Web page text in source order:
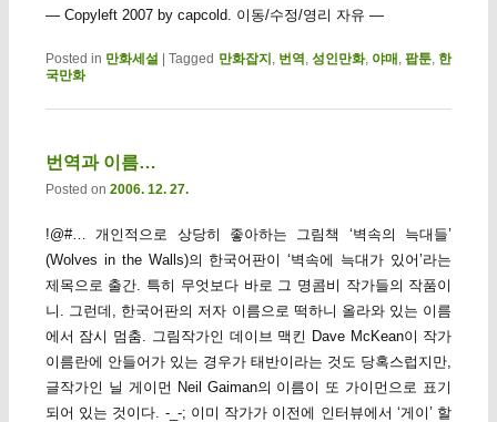
— Copyleft 2007 by capcold. 이동/수정/영리 자유 —
Posted in 만화세설 |Tagged 만화잡지 , 번역 , 성인만화, 야매 ,팝툰, 한
국만화
번역과 이름…
Posted on 2006. 12. 27.
!@#… 개인적으로 상당히 좋아하는 그림책 ‘벽속의 늑대들’
(Wolves in the Walls)의 한국어판이 ‘벽속에 늑대가 있어’라는
제목으로 출간. 특히 무엇보다 바로 그 명콤비 작가들의 작품이
니. 그런데, 한국어판의 저자 이름으로 떡하니 올라와 있는 이름
에서 잠시 멈춤. 그림작가인 데이브 맥킨 Dave McKean이 작가
이름란에 안들어가 있는 경우가 태반이라는 것도 당혹스럽지만,
글작가인 닐 게이먼 Neil Gaiman의 이름이 또 가이먼으로 표기
되어 있는 것이다. -_-; 이미 작가가 이전에 인터뷰에서 ‘게이’ 할